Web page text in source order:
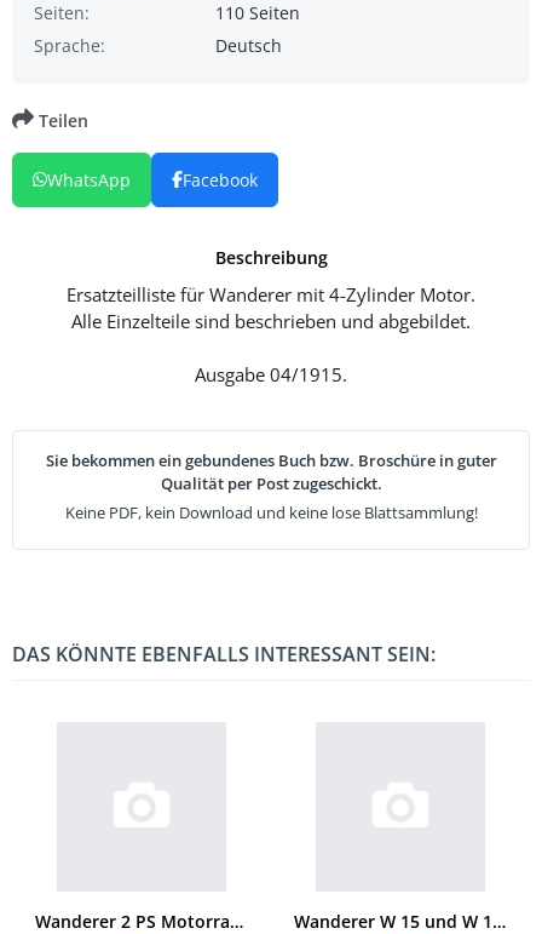
Seiten:
110 Seiten
Sprache:
Deutsch
Beschreibung
Ersatzteilliste für Wanderer mit 4-Zylinder Motor.
Alle Einzelteile sind beschrieben und abgebildet.
Ausgabe 04/1915.
Sie bekommen ein gebundenes Buch bzw. Broschüre in guter
Qualität per Post zugeschickt.
Keine PDF, kein Download und keine lose Blattsammlung!
Teilen
WhatsApp Facebook
DAS KÖNNTE EBENFALLS INTERESSANT SEIN:
Wanderer 2 PS Motorrad 1914-1915 Ersatzteilliste
Wanderer W 15 und W 17 Ersatzteilliste